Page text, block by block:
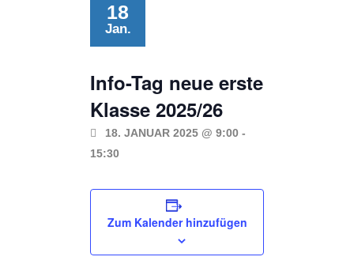
18
Jan.
Info-Tag neue erste
Klasse 2025/26
18. JANUAR 2025 @ 9:00 -
15:30
Zum Kalender hinzufügen